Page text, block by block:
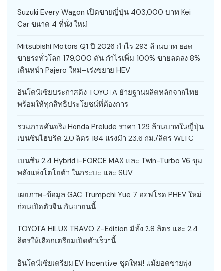
Suzuki Every Wagon เปิดขายญี่ปุ่น 403,000 บาท Kei
Car ขนาด 4 ที่นั่ง ใหม่
Mitsubishi Motors Q1 ปี 2026 กำไร 293 ล้านบาท ยอด
ขายรถทั่วโลก 179,000 คัน กำไรเพิ่ม 100% ขายลดลง 8%
เดินหน้า Pajero ใหม่–เร่งขยาย HEV
อินโดนีเซียประกาศดึง TOYOTA ย้ายฐานผลิตหลักจากไทย
พร้อมให้ทุกสิทธิประโยชน์ที่ต้องการ
รวมภาพคันจริง Honda Prelude ราคา 1.29 ล้านบาทในญี่ปุ่น
เบนซินไฮบริด 2.0 ลิตร 184 แรงม้า 23.6 กม./ลิตร WLTC
เบนซิน 2.4 Hybrid i-FORCE MAX และ Twin-Turbo V6 ขุม
พลังแห่งโตโยต้า ในกระบะ และ SUV
เผยภาพ-ข้อมูล GAC Trumpchi Yue 7 ออฟโรด PHEV ใหม่
ก่อนเปิดตัวจีน กันยายนนี้
TOYOTA HILUX TRAVO Z-Edition มีทั้ง 2.8 ลิตร และ 2.4
ลิตรให้เลือกเตรียมเปิดตัวเร็วๆนี้
อินโดนีเซียเตรียม EV Incentive ชุดใหม่! แม้ยอดขายพุ่ง